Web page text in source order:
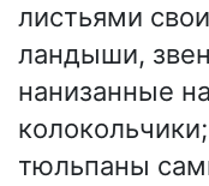
листьями
ландыши,
нанизанные
тюльпаны